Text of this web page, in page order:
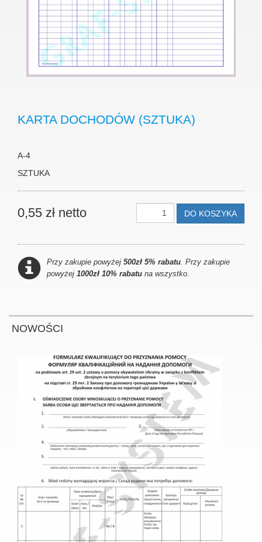
KARTA DOCHODÓW (SZTUKA)
A-4
SZTUKA
0,55 zł netto DO KOSZYKA
Przy zakupie powyżej 500zł 5% rabatu . Przy zakupie
powyżej 1000zł 10% rabatu na wszystko.
NOWOŚCI